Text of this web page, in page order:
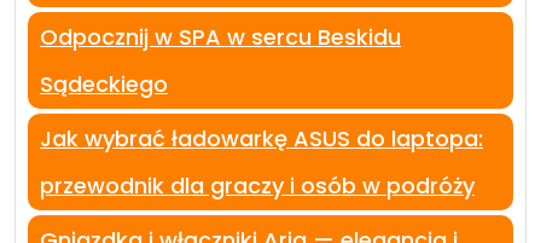
Odpocznij w SPA w sercu Beskidu
Sądeckiego
Jak wybrać ładowarkę ASUS do laptopa:
przewodnik dla graczy i osób w podróży